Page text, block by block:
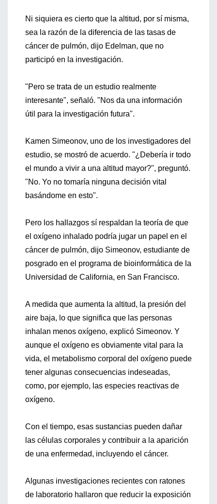
Ni siquiera es cierto que la altitud, por sí misma,
sea la razón de la diferencia de las tasas de
cáncer de pulmón, dijo Edelman, que no
participó en la investigación.
"Pero se trata de un estudio realmente
interesante", señaló. "Nos da una información
útil para la investigación futura".
Kamen Simeonov, uno de los investigadores del
estudio, se mostró de acuerdo. "¿Debería ir todo
el mundo a vivir a una altitud mayor?", preguntó.
"No. Yo no tomaría ninguna decisión vital
basándome en esto".
Pero los hallazgos sí respaldan la teoría de que
el oxígeno inhalado podría jugar un papel en el
cáncer de pulmón, dijo Simeonov, estudiante de
posgrado en el programa de bioinformática de la
Universidad de California, en San Francisco.
A medida que aumenta la altitud, la presión del
aire baja, lo que significa que las personas
inhalan menos oxígeno, explicó Simeonov. Y
aunque el oxígeno es obviamente vital para la
vida, el metabolismo corporal del oxígeno puede
tener algunas consecuencias indeseadas,
como, por ejemplo, las especies reactivas de
oxígeno.
Con el tiempo, esas sustancias pueden dañar
las células corporales y contribuir a la aparición
de una enfermedad, incluyendo el cáncer.
Algunas investigaciones recientes con ratones
de laboratorio hallaron que reducir la exposición